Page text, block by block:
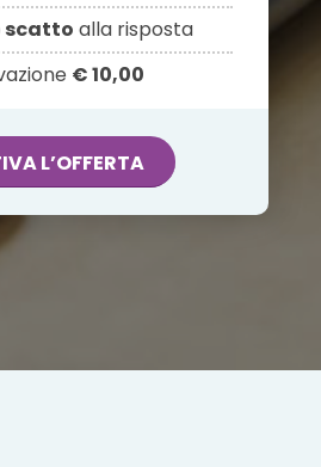
scatto alla risposta
€ 10,00
L’OFFERTA